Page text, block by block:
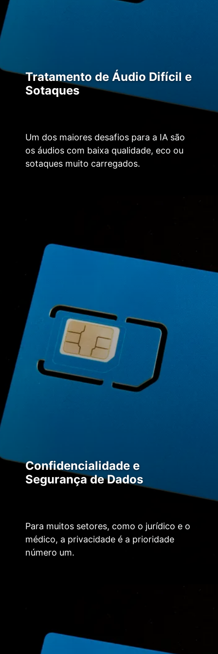
Tratamento de Áudio Difícil e
Sotaques
Um dos maiores desafios para a IA são
os áudios com baixa qualidade, eco ou
sotaques muito carregados.
Confidencialidade e
Segurança de Dados
Para muitos setores, como o jurídico e o
médico, a privacidade é a prioridade
número um.